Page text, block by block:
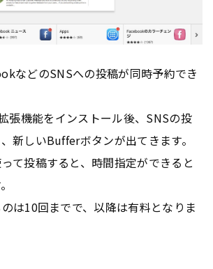
などのSNSへの投稿が同時予約でき
張機能をインストール後、SNSの投
新しいBufferボタンが出てきます。
て投稿すると、時間指定ができると
は10回までで、以降は有料となりま